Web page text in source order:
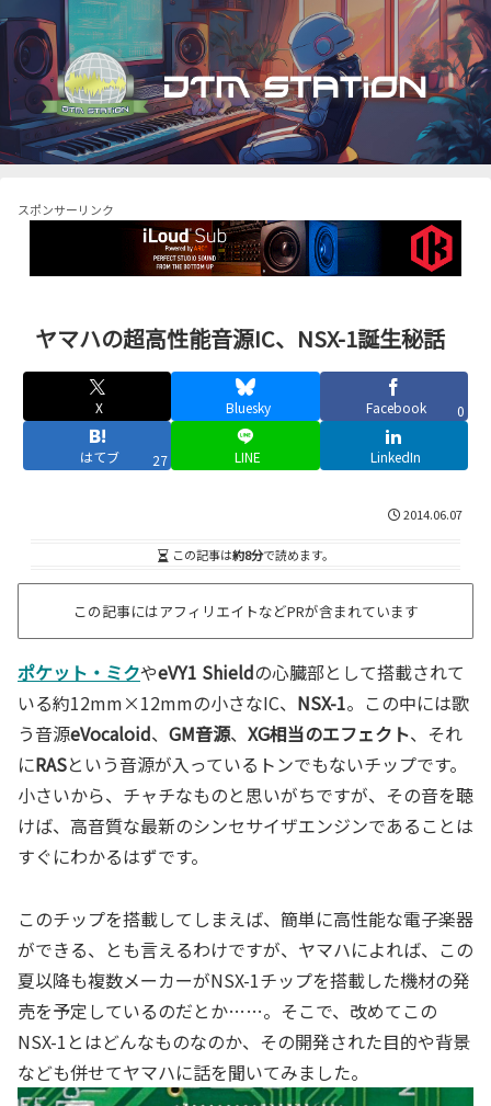
スポンサーリンク
ヤマハの超高性能音源IC、NSX-1誕生秘話
X Bluesky Facebook 0
はてブ 27 LINE LinkedIn
2014.06.07
この記事は約8分で読めます。
この記事にはアフィリエイトなどPRが含まれています
ポケット・ミクやeVY1 Shieldの心臓部として搭載されて
いる約12mm×12mmの小さなIC、 NSX-1。この中には歌
う音源eVocaloid、 GM音源、 XG相当のエフェクト、それ
にRASという音源が入っているトンでもないチップです。
小さいから、チャチなものと思いがちですが、その音を聴
けば、高音質な最新のシンセサイザエンジンであることは
すぐにわかるはずです。
このチップを搭載してしまえば、簡単に高性能な電子楽器
ができる、とも言えるわけですが、ヤマハによれば、この
夏以降も複数メーカーがNSX-1チップを搭載した機材の発
売を予定しているのだとか……。そこで、改めてこの
NSX-1とはどんなものなのか、その開発された目的や背景
なども併せてヤマハに話を聞いてみました。